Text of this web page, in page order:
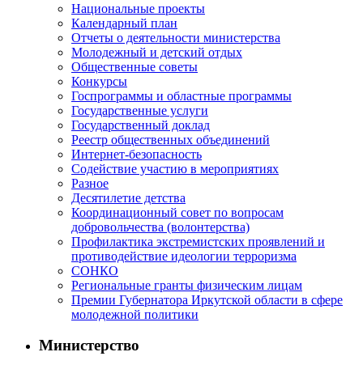
Национальные проекты
Календарный план
Отчеты о деятельности министерства
Молодежный и детский отдых
Общественные советы
Конкурсы
Госпрограммы и областные программы
Государственные услуги
Государственный доклад
Реестр общественных объединений
Интернет-безопасность
Содействие участию в мероприятиях
Разное
Десятилетие детства
Координационный совет по вопросам
добровольчества (волонтерства)
Профилактика экстремистских проявлений и
противодействие идеологии терроризма
СОНКО
Региональные гранты физическим лицам
Премии Губернатора Иркутской области в сфере
молодежной политики
Министерство